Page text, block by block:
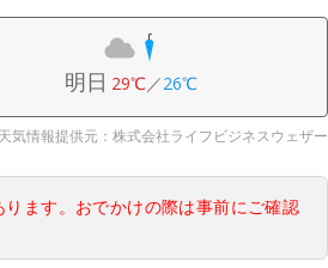
明日 29℃／26℃
天気情報提供元：株式会社ライフビジネスウェザー
ます。おでかけの際は事前にご確認